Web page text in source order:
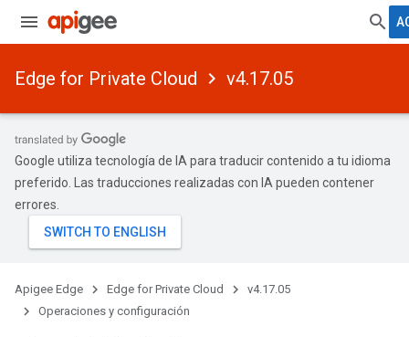
Edge for Private Cloud v4.17.05
Google utiliza tecnología de IA para traducir contenido a tu idioma
preferido. Las traducciones realizadas con IA pueden contener
errores.
Apigee Edge Edge for Private Cloud
v4.17.05
Operaciones y configuración